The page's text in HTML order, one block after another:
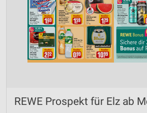
REWE Prospekt für Elz ab